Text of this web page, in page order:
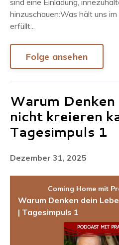
sind eine Einladung,
hinzuschauen:Was hält uns
erfüllt...
Folge ansehen
Warum
nicht kreieren
Tagesimpuls 1
Dezember 31, 2025